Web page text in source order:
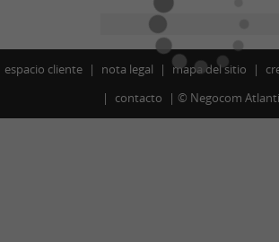
espacio cliente nota legal mapa del sitio
contacto
© Negocom